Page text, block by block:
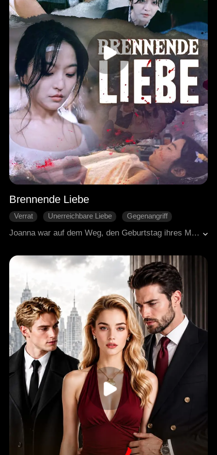
Brennende Liebe
Verrat Unerreichbare Liebe
Gegenangriff
Joanna war auf dem Weg, den Geburtstag ihres Mannes Anthony zu feiern, als sich ein tragischer Autounfall ereignete, in den sie und ihre Tochter Kaylee verwickelt wurden. In dem Chaos reagierte Anthony nicht. Er konzentrierte sich ausschließlich auf seine frühere Flamme, vernachlässigte Joannas Bitten um Hilfe und vernachlässigte Kaylees missliche Lage. Diese gefühllose Missachtung führte dazu, dass Kaylee entscheidende Momente der Rettung verpasste, was schließlich zu ihrem vorzeitigen Ableben führte.